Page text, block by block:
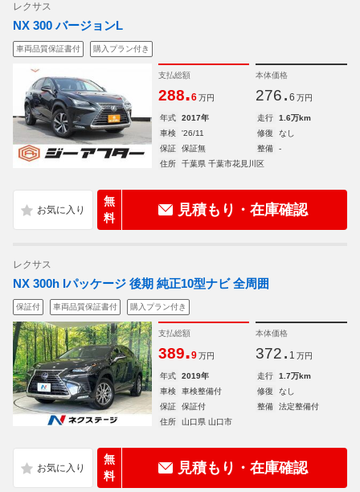
レクサス
NX 300 バージョンL
車両品質保証書付 購入プラン付き
支払総額
288.6 万円
本体価格
276. 6 万円
年式 2017年 走行
1.6万km
車検
'26/11 修復
なし
保証
保証無 整備
-
住所
千葉県 千葉市花見川区
無
料
見積もり・在庫確認
レクサス
NX 300h Iパッケージ 後期 純正10型ナビ 全周囲
保証付 車両品質保証書付 購入プラン付き
支払総額
389.9 万円
本体価格
372. 1 万円
年式 2019年 走行
1.7万km
車検
車検整備付 修復
なし
保証
保証付 整備
法定整備付
住所
山口県 山口市
無
料
見積もり・在庫確認